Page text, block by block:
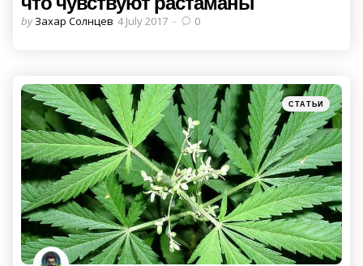
Posted
by Захар Солнцев 4 July 2017 0
Categories
Posted
in
СТАТЬИ